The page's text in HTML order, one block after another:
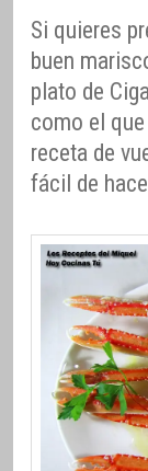
Si quieres
buen
plato de
como el
receta de
fácil de